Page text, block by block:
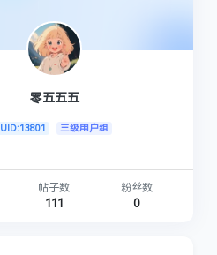
零五五五
UID:13801 三级用户组
帖子数
111
粉丝数
0